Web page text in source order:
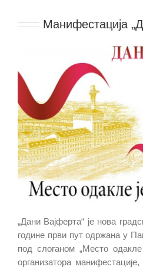
Манифестација
„Дани Вајферта“ је нова
године први пут одржана у
под слоганом „Место
организатора манифестације,